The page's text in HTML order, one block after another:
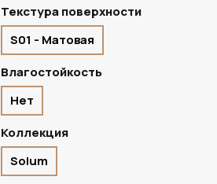
Текстура поверхности
S01 - Матовая
Влагостойкость
Нет
Коллекция
Solum